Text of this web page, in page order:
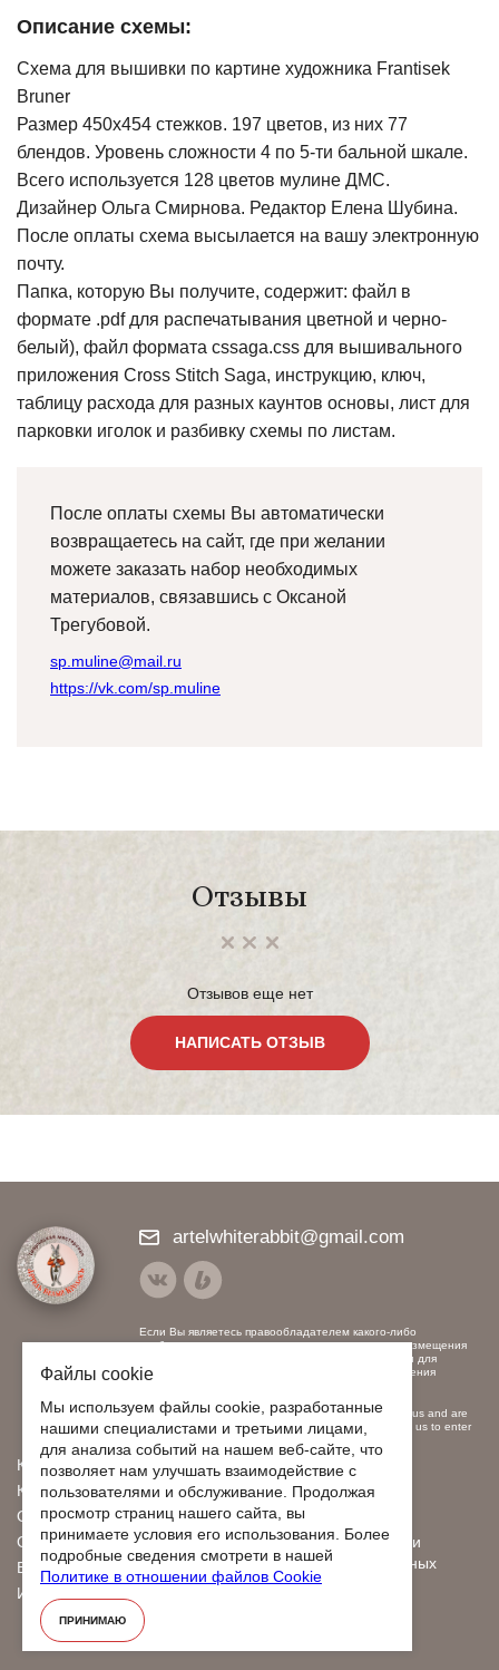
Описание схемы:
Схема для вышивки по картине художника Frantisek
Bruner
Размер 450х454 стежков. 197 цветов, из них 77
блендов. Уровень сложности 4 по 5-ти бальной шкале.
Всего используется 128 цветов мулине ДМС.
Дизайнер Ольга Смирнова. Редактор Елена Шубина.
После оплаты схема высылается на вашу электронную
почту.
Папка, которую Вы получите, содержит: файл в
формате .pdf для распечатывания цветной и черно-
белый), файл формата cssaga.css для вышивального
приложения Cross Stitch Saga, инструкцию, ключ,
таблицу расхода для разных каунтов основы, лист для
парковки иголок и разбивку схемы по листам.
После оплаты схемы Вы автоматически
возвращаетесь на сайт, где при желании
можете заказать набор необходимых
материалов, связавшись с Оксаной
Трегубовой.
sp.muline@mail.ru
https://vk.com/sp.muline
Отзывы
Отзывов еще нет
НАПИСАТЬ ОТЗЫВ
Каталог
Контакты
Оплата
Отправка
Бонусы и скидки
Индивидуальный заказ
О нас
Видео
Отзывы
Политика обработки
персональных данных
Договор оферты
artelwhiterabbit@gmail.com
Если Вы являетесь правообладателем какого-либо
изображения, использованного нами, и против размещения
на наших ресурсах, пожалуйста, свяжитесь с нами для
заключения договора на использование или удаления
If you are the copyright holder of any image used by us and are
opposed to posting on our resources, please contact us to enter
into a contract for the use or removal of content.
Файлы cookie
Мы используем файлы cookie, разработанные
нашими специалистами и третьими лицами,
для анализа событий на нашем веб-сайте, что
позволяет нам улучшать взаимодействие с
пользователями и обслуживание. Продолжая
просмотр страниц нашего сайта, вы
принимаете условия его использования. Более
подробные сведения смотрети в нашей
Политике в отношении файлов Cookie
ПРИНИМАЮ